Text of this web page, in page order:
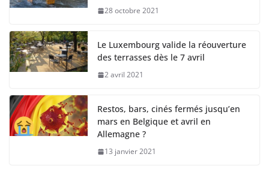
28 octobre 2021
Le Luxembourg valide la réouverture
des terrasses dès le 7 avril
2 avril 2021
Restos, bars, cinés fermés jusqu’en
mars en Belgique et avril en
Allemagne ?
13 janvier 2021